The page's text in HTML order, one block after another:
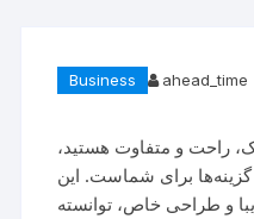
Business ahead_time
راحت و متفاوت هستید،
گزینه‌ها برای شماست. این
و طراحی خاص، توانسته